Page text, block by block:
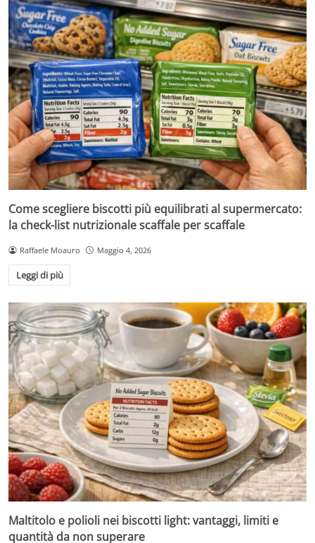
Come scegliere biscotti più equilibrati al supermercato:
la check-list nutrizionale scaffale per scaffale
Raffaele Moauro Maggio 4, 2026
Leggi di più
Maltitolo e polioli nei biscotti light: vantaggi, limiti e
quantità da non superare